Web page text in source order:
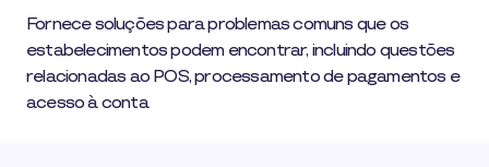
Fornece soluções para problemas comuns que os
estabelecimentos podem encontrar, incluindo questões
relacionadas ao POS, processamento de pagamentos e
acesso à conta